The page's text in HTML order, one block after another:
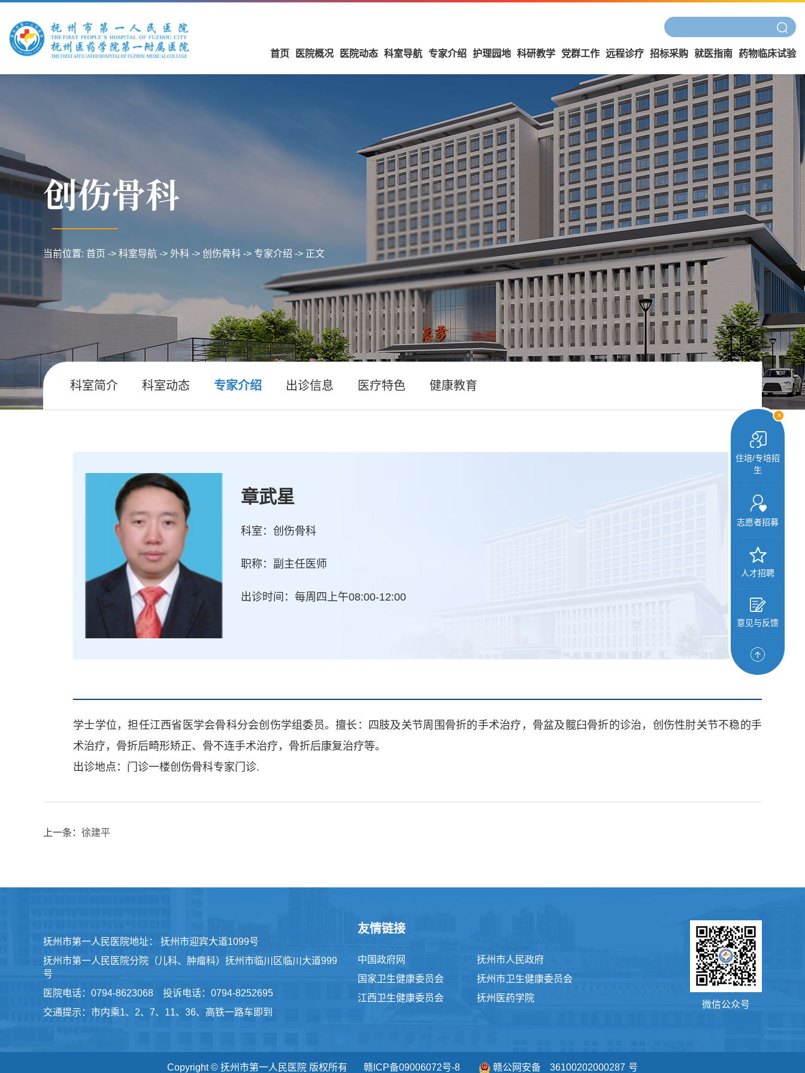
+
住培/专培招
生
志愿者招募
人才招聘
意见与反馈
首页 医院概况 医院动态 科室导航 专家介绍 护理园地 科研教学 党群工作 远程诊疗 招标采购 就医指南 药物临床试验
创伤骨科
当前位置: 首页 -> 科室导航 -> 外科 -> 创伤骨科 -> 专家介绍 -> 正文
科室简介 科室动态 专家介绍 出诊信息 医疗特色 健康教育
章武星
科室：创伤骨科
职称：副主任医师
出诊时间：每周四上午08:00-12:00
学士学位，担任江西省医学会骨科分会创伤学组委员。擅长：四肢及关节周围骨折的手术治疗，骨盆及髋臼骨折的诊治，创伤性肘关节不稳的手
术治疗，骨折后畸形矫正、骨不连手术治疗，骨折后康复治疗等。
出诊地点：门诊一楼创伤骨科专家门诊.
上一条： 徐建平
抚州市第一人民医院地址： 抚州市迎宾大道1099号
抚州市第一人民医院分院（儿科、肿瘤科）抚州市临川区临川大道999
号
医院电话：0794-8623068 投诉电话：0794-8252695
交通提示：市内乘1、2、7、11、36、高铁一路车即到
友情链接
中国政府网
国家卫生健康委员会
江西卫生健康委员会
抚州市人民政府
抚州市卫生健康委员会
抚州医药学院
微信公众号
Copyright © 抚州市第一人民医院 版权所有 赣ICP备09006072号-8 赣公网安备 36100202000287 号